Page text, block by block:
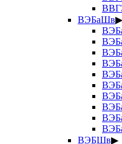
ВЭБаШв▶
ВЭБШв▶